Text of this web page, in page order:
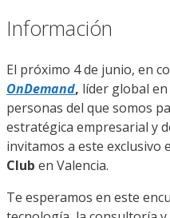
Información
El próximo 4 de junio, en
OnDemand, líder global
personas del que somos
estratégica empresarial y
invitamos a este exclusivo
Club en Valencia.
Te esperamos en este